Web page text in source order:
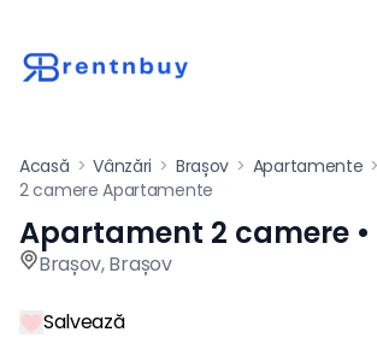
Acasă > Vânzări > Brașov > Apartamente >
2 camere Apartamente
Apartament de
Apartament 2 camere •
Brașov,Brașov
Salvează